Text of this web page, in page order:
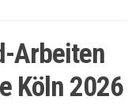
Arbeiten
Köln 2026